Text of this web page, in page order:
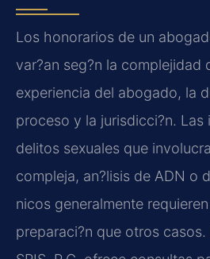
Los honorarios de un
var?an seg?n la complejidad
experiencia del abogado, la
proceso y la jurisdicci?n.
delitos sexuales que
compleja, an?lisis de ADN o
nicos generalmente
preparaci?n que otros